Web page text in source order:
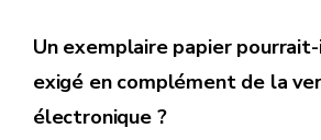
Un exemplaire papier
exigé en complément de la
électronique ?